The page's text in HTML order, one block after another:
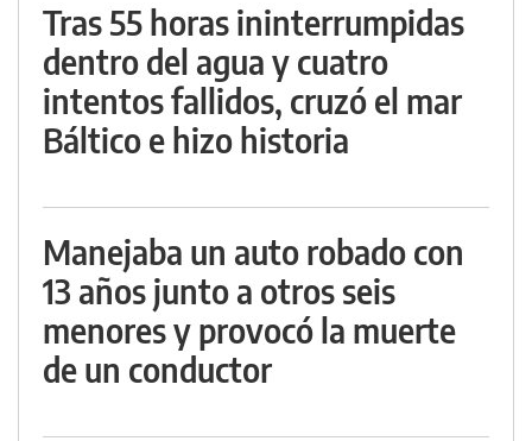
Tras 55 horas ininterrumpidas
dentro del agua y cuatro
intentos fallidos, cruzó el mar
Báltico e hizo historia
Manejaba un auto robado con
13 años junto a otros seis
menores y provocó la muerte
de un conductor